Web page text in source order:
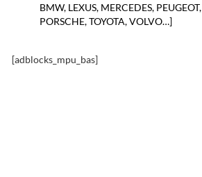
BMW, LEXUS, MERCEDES, PEUGEOT,
PORSCHE, TOYOTA, VOLVO…]
[adblocks_mpu_bas]